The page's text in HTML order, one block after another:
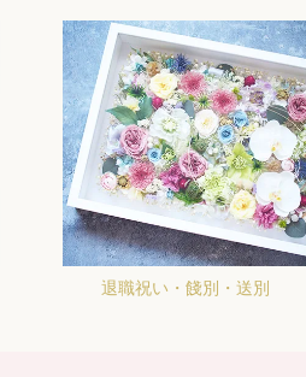
退職祝い・餞別・送別